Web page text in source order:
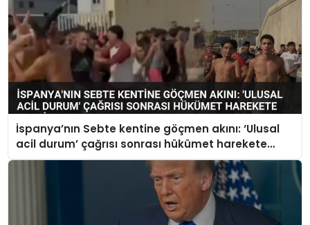
İspanya’nın Sebte kentine göçmen akını: ‘Ulusal
acil durum’ çağrısı sonrası hükümet harekete
geçti